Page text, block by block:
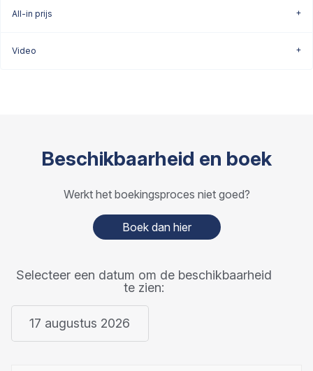
All-in prijs
Video
Beschikbaarheid en boek
Werkt het boekingsproces niet goed?
Boek dan hier
Selecteer een datum om de beschikbaarheid
te zien:
17 augustus 2026